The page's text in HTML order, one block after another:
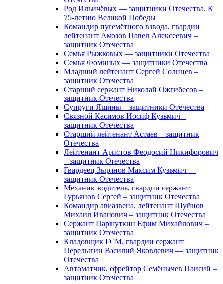
Род Ильичёвых — защитники Отечества. К
75-летию Великой Победы
Командир пулемётного взвода, гвардии
лейтенант Амозов Павел Алексеевич –
защитник Отечества
Семья Рыжковых — защитники Отечества
Семья Фоминых — защитники Отечества
Младший лейтенант Сергей Солнцев –
защитник Отечества
Старший сержант Николай Ожгибесов –
защитник Отечества
Супруги Яшины – защитники Отечества
Связной Касимов Иосиф Кузьмич –
защитник Отечества
Старший лейтенант Астаев – защитник
Отечества
Лейтенант Аристов Феодосий Никифорович
– защитник Отечества
Гвардеец Зырянов Максим Кузьмич —
защитник Отечества
Механик-водитель, гвардии сержант
Гурьянов Сергей – защитник Отечества
Командир авиазвена, лейтенант Шуйнов
Михаил Иванович – защитник Отечества
Сержант Паршуткин Ефим Михайлович –
защитник Отечества
Кладовщик ГСМ, гвардии сержант
Перелыгин Василий Яковлевич — защитник
Отечества
Автоматчик, ефрейтор Семёнычев Паисий –
защитник Отечества